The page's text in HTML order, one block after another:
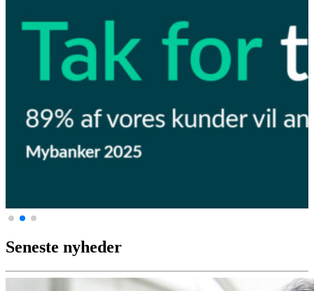
Seneste nyheder